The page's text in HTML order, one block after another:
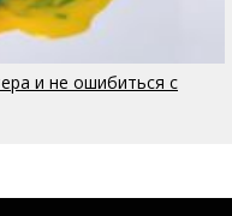
и не ошибиться с